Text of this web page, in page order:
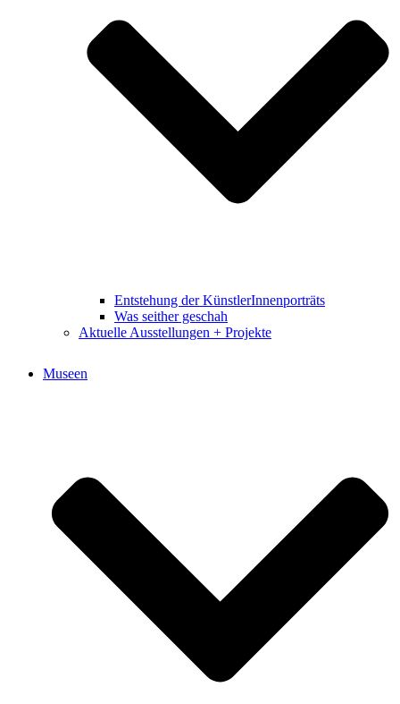
Entstehung der KünstlerInnenporträts
Was seither geschah
Aktuelle Ausstellungen + Projekte
Museen